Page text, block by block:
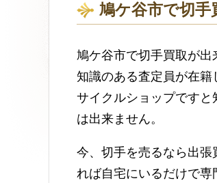
鳩ケ谷市で切手
鳩ケ谷市で切手買取が
知識のある査定員が在籍
サイクルショップです
は出来ません。
今、切手を売るなら出
れば自宅にいるだけで